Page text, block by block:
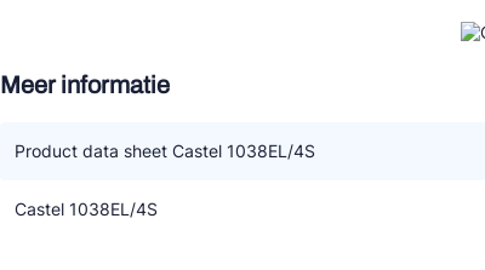
Meer informatie
Product data sheet Castel 1038EL/4S
Castel 1038EL/4S